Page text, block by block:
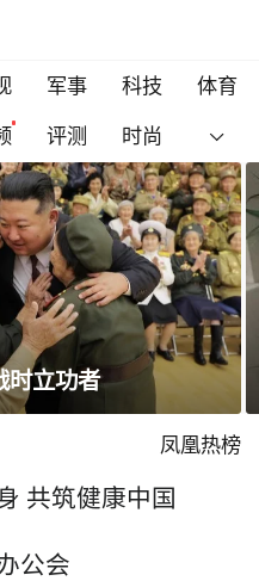
军事 科技
体育
评测 时尚
时立功者
凤凰热榜
共筑健康中国
公会